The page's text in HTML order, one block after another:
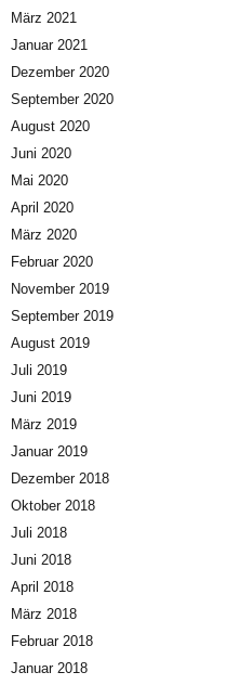
März 2021
Januar 2021
Dezember 2020
September 2020
August 2020
Juni 2020
Mai 2020
April 2020
März 2020
Februar 2020
November 2019
September 2019
August 2019
Juli 2019
Juni 2019
März 2019
Januar 2019
Dezember 2018
Oktober 2018
Juli 2018
Juni 2018
April 2018
März 2018
Februar 2018
Januar 2018